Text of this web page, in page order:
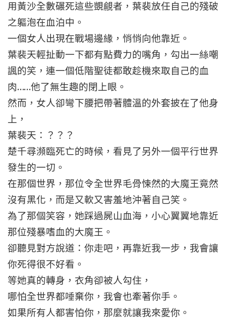
用黃沙全數碾死這些覬覦者，葉裴放任自己的殘破
之軀泡在血泊中。
一個女人出現在戰場邊緣，悄悄向他靠近。
葉裴天輕扯動一下都有點費力的嘴角，勾出一絲嘲
諷的笑，連一個低階聖徒都敢趁機來取自己的血
肉……他了無生趣的閉上眼。
然而，女人卻彎下腰把帶著體溫的外套披在了他身
上，
葉裴天：？？？
楚千尋瀕臨死亡的時候，看見了另外一個平行世界
發生的一切。
在那個世界，那位令全世界毛骨悚然的大魔王竟然
沒有黑化，而是又軟又害羞地沖著自己笑。
為了那個笑容，她踩過屍山血海，小心翼翼地靠近
那位殘暴嗜血的大魔王。
卻聽見對方說道：你走吧，再靠近我一步，我會讓
你死得很不好看。
等她真的轉身，衣角卻被人勾住，
哪怕全世界都唾棄你，我會也牽著你手。
如果所有人都害怕你，那麼就讓我來愛你。